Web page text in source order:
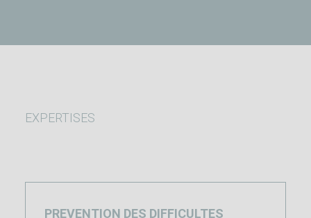
EXPERTISES
PREVENTION DES DIFFICULTES